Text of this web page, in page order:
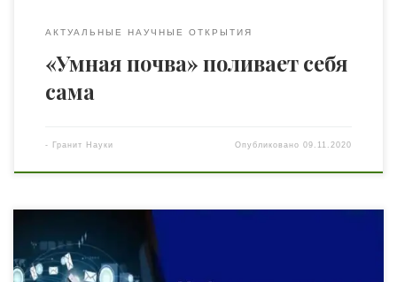
АКТУАЛЬНЫЕ НАУЧНЫЕ ОТКРЫТИЯ
«Умная почва» поливает себя
сама
- Гранит Науки Опубликовано09.11.2020
Из книги «Цифровая трансформация Китая. Опыт
преобразования инфраструктуры национальной